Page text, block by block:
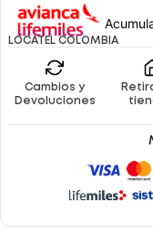
LOCATEL COLOMBIA
Cambios y
Devoluciones